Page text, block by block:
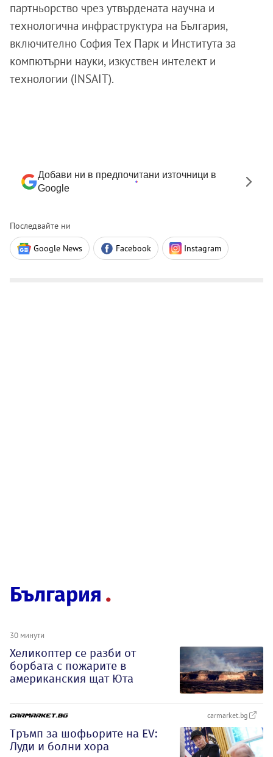
партньорство чрез утвърдената научна и
технологична инфраструктура на България,
включително София Тех Парк и Института за
компютърни науки, изкуствен интелект и
технологии (INSAIT).
Добави ни в предпочитани източници в
Google
Последвайте ни
Google News Facebook Instagram
България
30 минути
Хеликоптер се разби от
борбата с пожарите в
американския щат Юта
carmarket.bg
Тръмп за шофьорите на EV:
Луди и болни хора